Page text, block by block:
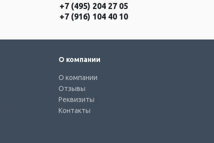
+7 (495) 204 27 05
+7 (916) 104 40 10
О компании
О компании
Отзывы
Реквизиты
Контакты